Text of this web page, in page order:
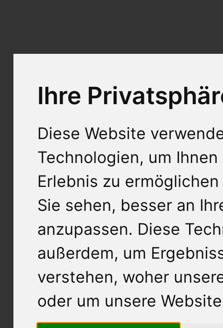
Ihre
Diese Website
Technologien, um
Erlebnis zu
Sie sehen, besser an
anzupassen. Diese
außerdem, um
verstehen, woher
oder um unsere